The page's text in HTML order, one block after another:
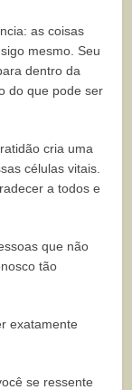
as coisas
mesmo. Seu
dentro da
do que pode ser
cria uma
células vitais.
a todos e
que não
tão
exatamente
se ressente